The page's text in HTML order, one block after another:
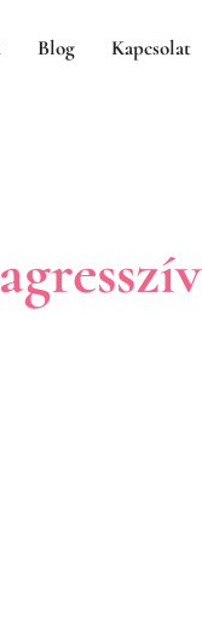
Blog Kapcsolat